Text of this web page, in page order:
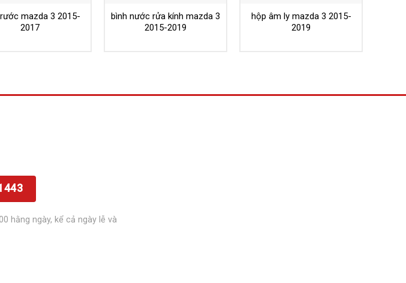
mazda 3 2015-
2017
bình nước rửa kính mazda 3
2015-2019
hộp âm ly mazda 3 2015-
2019
hằng ngày, kể cả ngày lễ và